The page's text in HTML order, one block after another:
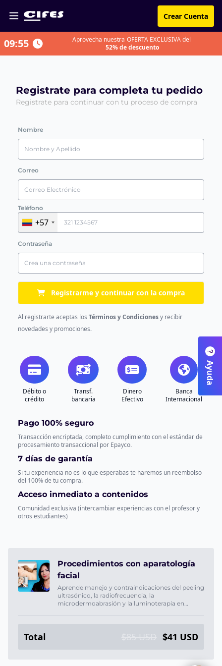
Crear Cuenta
Ayuda
09:54 Aprovecha nuestra OFERTA EXCLUSIVA del
52% de descuento
Registrate para completa tu pedido
Registrate para continuar con tu proceso de compra
Nombre
Correo
Teléfono
+57
Contraseña
Registrarme y continuar con la compra
Al registrarte aceptas los Términos y Condicionesy recibir
novedades y promociones.
Débito o
crédito
Transf.
bancaria
Dinero
Efectivo
Banca
Internacional
Pago 100% seguro
Transacción encriptada, completo cumplimiento con el estándar de
procesamiento transaccional por Epayco.
7 días de garantía
Si tu experiencia no es lo que esperabas te haremos un reembolso
del 100% de tu compra.
Acceso inmediato a contenidos
Comunidad exclusiva (intercambiar experiencias con el profesor y
otros estudiantes)
Procedimientos con aparatología
facial
Aprende manejo y contraindicaciones del peeling
ultrasónico, la radiofrecuencia, la
microdermoabrasión y la luminoterapia en
Total $41 USD